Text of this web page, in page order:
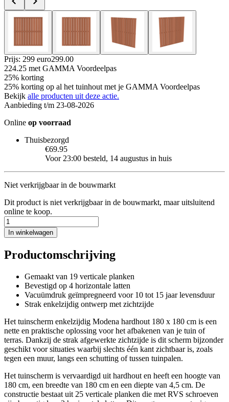
Prijs: 299 euro299.00
224.25 met GAMMA Voordeelpas
25% korting
25% korting op al het tuinhout met je GAMMA Voordeelpas
Bekijk alle producten uit deze actie.
Aanbieding t/m 23-08-2026
Online op voorraad
Thuisbezorgd
€69.95
Voor 23:00 besteld, 14 augustus in huis
Niet verkrijgbaar in de bouwmarkt
Dit product is niet verkrijgbaar in de bouwmarkt, maar uitsluitend
online te koop.
In winkelwagen
Productomschrijving
Gemaakt van 19 verticale planken
Bevestigd op 4 horizontale latten
Vacuümdruk geïmpregneerd voor 10 tot 15 jaar levensduur
Strak enkelzijdig ontwerp met zichtzijde
Het tuinscherm enkelzijdig Modena hardhout 180 x 180 cm is een
nette en praktische oplossing voor het afbakenen van je tuin of
terras. Dankzij de strak afgewerkte zichtzijde is dit scherm bijzonder
geschikt voor situaties waarbij slechts één kant zichtbaar is, zoals
tegen een muur, langs een schutting of tussen tuinpalen.
Het tuinscherm is vervaardigd uit hardhout en heeft een hoogte van
180 cm, een breedte van 180 cm en een diepte van 4,5 cm. De
constructie bestaat uit 25 verticale planken die met RVS schroeven